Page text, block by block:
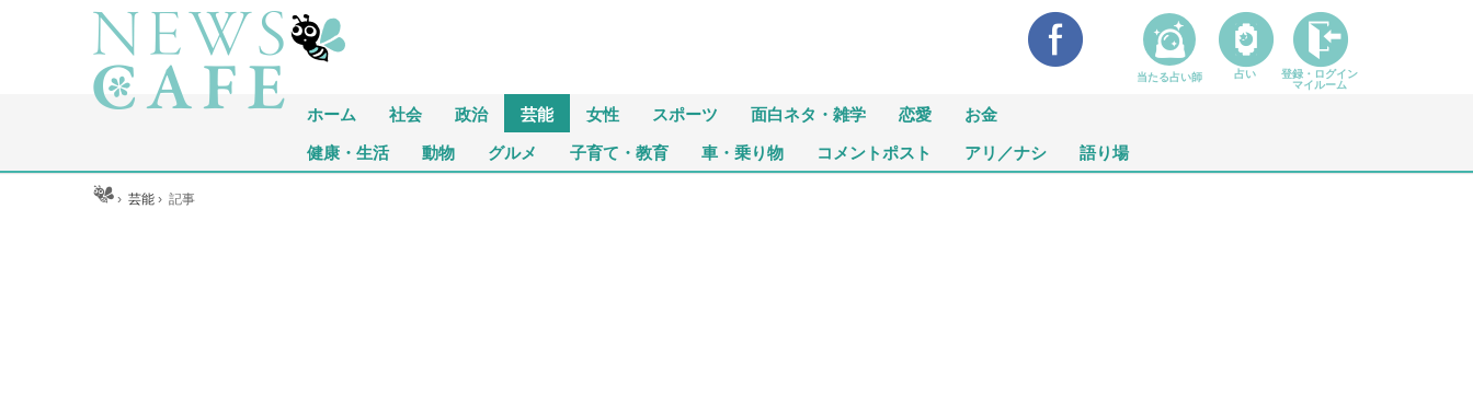
ホーム 社会 政治 芸能 女性 スポーツ 面白ネタ・雑学 恋愛 お金
健康・生活 動物 グルメ 子育て・教育 車・乗り物 コメントポスト アリ／ナシ 語り場
ホーム ›芸能 ›記事
当たる占い師 占い
登録・ログイン
マイルーム